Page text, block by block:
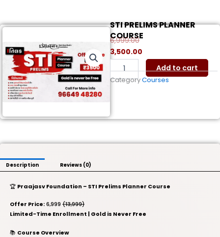
Home/Courses / STI PRELIMS PLANNER COURSE
STI PRELIMS PLANNER
COURSE
6,999.00
Original
price
was:
₹6,999.00.
3,500.00
Current
price
is:
₹3,500.00.
PRELIMS
PLANNER
Add to cart
CategoryCourses
Description Reviews (0)
🏆 Praajasv Foundation – STI Prelims Planner Course
Offer Price:₹6,999 (₹13,999)
Limited-Time Enrollment | Gold is Never Free
📚 Course Overview